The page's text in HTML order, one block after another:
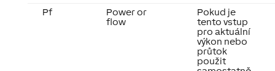
Pf
Power or
flow
Pokud je
tento vstup
pro aktuální
výkon nebo
průtok
použit